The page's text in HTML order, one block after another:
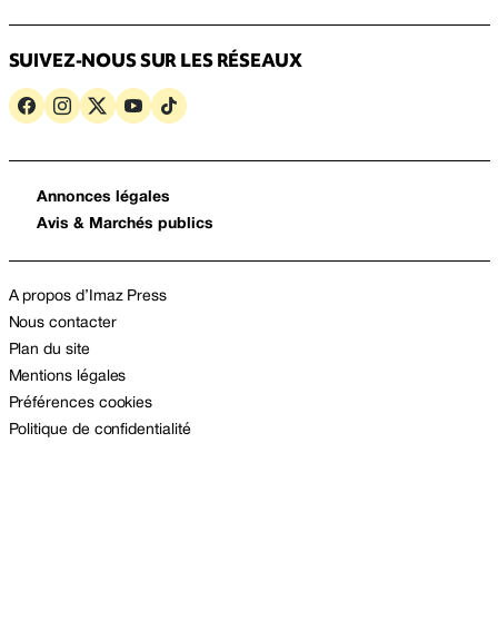
SUIVEZ-NOUS SUR LES RÉSEAUX
Annonces légales
Avis & Marchés publics
A propos d’Imaz Press
Nous contacter
Plan du site
Mentions légales
Préférences cookies
Politique de confidentialité